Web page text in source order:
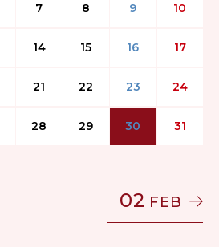
7 8 9 10
14 15 16 17
21 22 23 24
28 29 30 31
02 FEB